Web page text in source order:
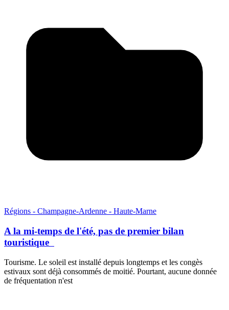
Régions - Champagne-Ardenne - Haute-Marne
A la mi-temps de l'été, pas de premier bilan
touristique
Tourisme. Le soleil est installé depuis longtemps et les congès
estivaux sont déjà consommés de moitié. Pourtant, aucune donnée
de fréquentation n'est